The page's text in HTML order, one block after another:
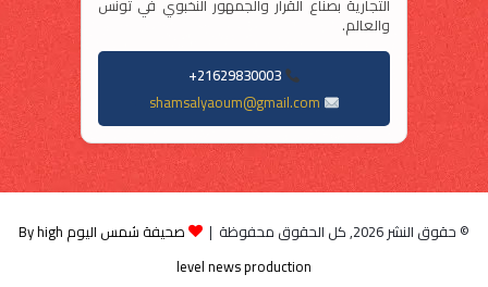
التجارية بصناع القرار والجمهور النخبوي في تونس
والعالم.
21629830003+
shamsalyaoum@gmail.com
© حقوق النشر 2026, كل الحقوق محفوظة |
صحيفة شمس اليوم By high
level news production